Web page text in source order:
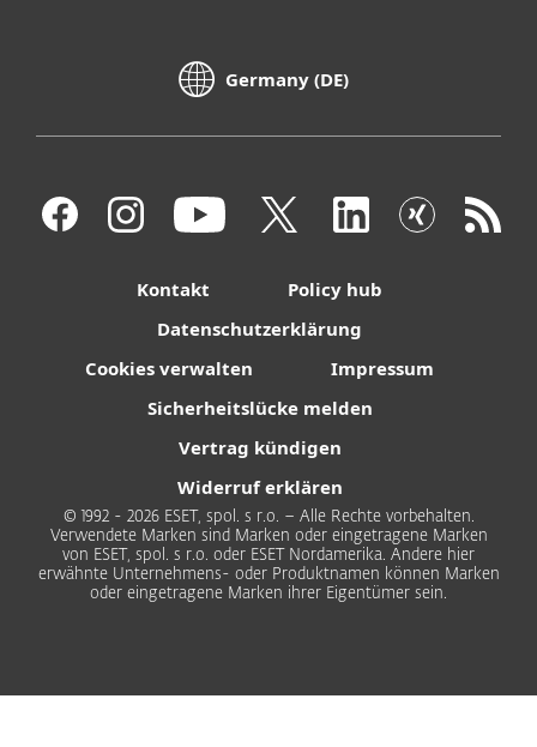
Germany (DE)
Kontakt
Policy hub
Datenschutzerklärung
Cookies verwalten
Impressum
Sicherheitslücke melden
Vertrag kündigen
Widerruf erklären
© 1992 - 2026 ESET, spol. s r.o. – Alle Rechte vorbehalten.
Verwendete Marken sind Marken oder eingetragene Marken
von ESET, spol. s r.o. oder ESET Nordamerika. Andere hier
erwähnte Unternehmens- oder Produktnamen können Marken
oder eingetragene Marken ihrer Eigentümer sein.